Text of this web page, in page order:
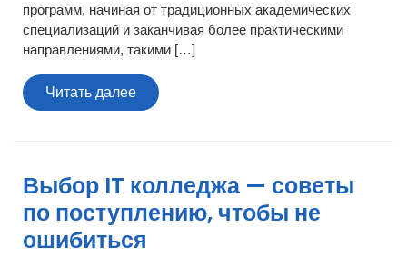
программ, начиная от традиционных академических
специализаций и заканчивая более практическими
направлениями, такими […]
Читать далееЧитать
далее
Выбор IT колледжа — советы
по поступлению, чтобы не
ошибиться